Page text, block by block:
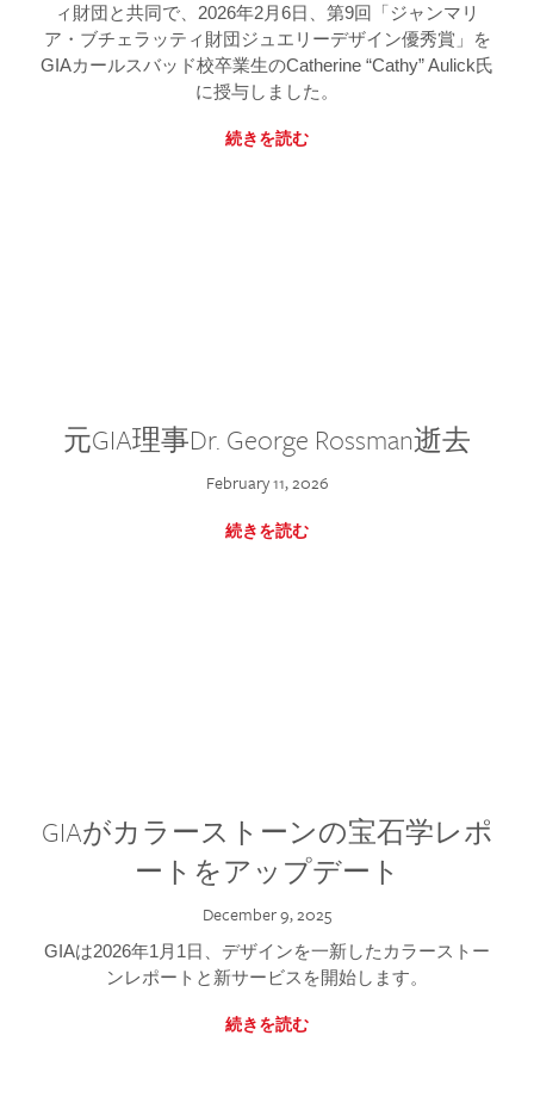
ィ財団と共同で、2026年2月6日、第9回「ジャンマリ
ア・ブチェラッティ財団ジュエリーデザイン優秀賞」を
GIAカールスバッド校卒業生のCatherine “Cathy” Aulick氏
に授与しました。
続きを読む
元GIA理事Dr. George Rossman逝去
February 11, 2026
続きを読む
GIAがカラーストーンの宝石学レポ
ートをアップデート
December 9, 2025
GIAは2026年1月1日、デザインを一新したカラーストー
ンレポートと新サービスを開始します。
続きを読む